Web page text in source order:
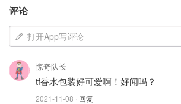
评论
打开App写评论
惊奇队长
tf香水包装好可爱啊！好闻吗？
2021-11-08 · 回复